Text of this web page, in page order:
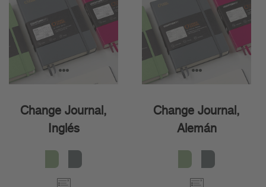
12
3
Change Journal,
Inglés
12
3
Change Journal,
Alemán